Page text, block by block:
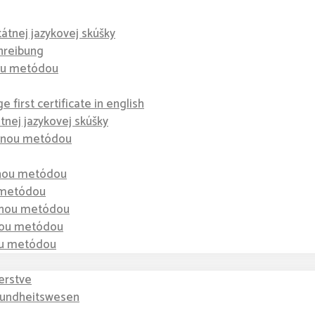
jazykovej skúšky
metódou
first certificate in english
jazykovej skúšky
metódou
metódou
metódou
metódou
metódou